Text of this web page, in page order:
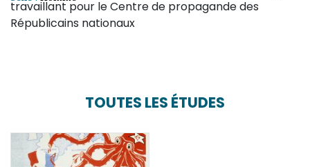
travaillant pour le Centre de propagande des
Républicains nationaux
TOUTES LES ÉTUDES